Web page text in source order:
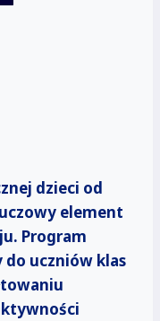
dzieci od
element
Program
do uczniów klas